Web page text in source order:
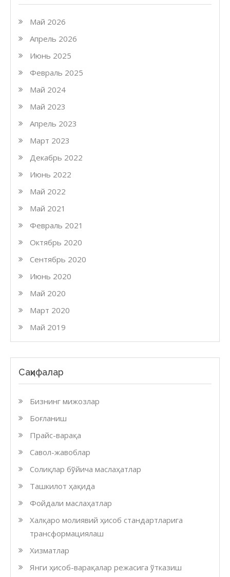
Май 2026
Апрель 2026
Июнь 2025
Февраль 2025
Май 2024
Май 2023
Апрель 2023
Март 2023
Декабрь 2022
Июнь 2022
Май 2022
Май 2021
Февраль 2021
Октябрь 2020
Сентябрь 2020
Июнь 2020
Май 2020
Март 2020
Май 2019
Саҳифалар
Бизнинг мижозлар
Боғланиш
Прайс-варақа
Савол-жавоблар
Солиқлар бўйича маслаҳатлар
Ташкилот ҳақида
Фойдали маслаҳатлар
Халқаро молиявий ҳисоб стандартларига
трансформациялаш
Хизматлар
Янги ҳисоб-варақалар режасига ўтказиш